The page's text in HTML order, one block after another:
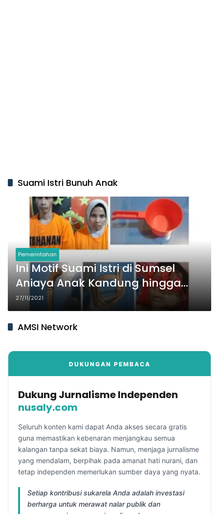
Suami Istri Bunuh Anak
Pemerintahan
Ini Motif Suami Istri di Sumsel
Aniaya Anak Kandung hingga
Tewas
27/11/2021
AMSI Network
DUKUNGAN PEMBACA
Dukung Jurnalisme Independen
nusaly.com
Seluruh konten kami dapat Anda akses secara gratis
guna memastikan kebenaran menjangkau semua
kalangan tanpa sekat biaya. Namun, menjaga jurnalisme
yang mendalam, berpihak pada amanat hati nurani, dan
tetap independen memerlukan sumber daya yang nyata.
Setiap kontribusi sukarela Anda adalah investasi
berharga untuk merawat nalar publik dan